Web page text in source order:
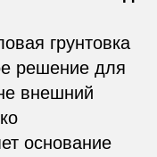
грунтовка
решение для
внешний
основание